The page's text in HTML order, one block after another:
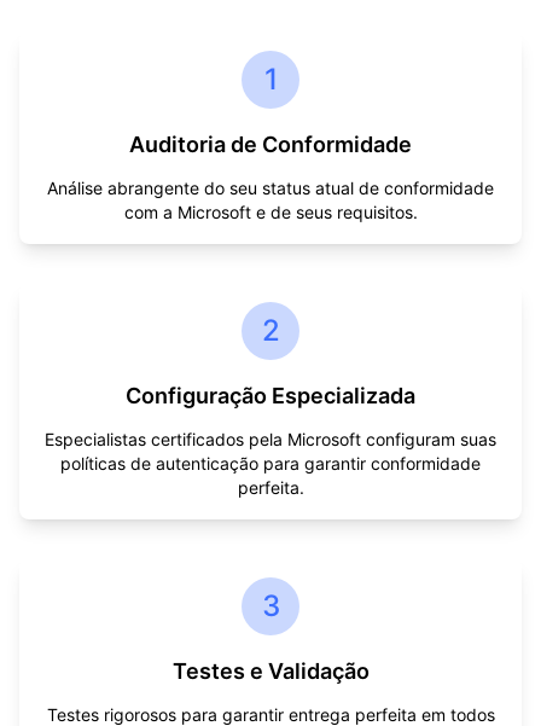
1
Auditoria de Conformidade
Análise abrangente do seu status atual de conformidade
com a Microsoft e de seus requisitos.
2
Configuração Especializada
Especialistas certificados pela Microsoft configuram suas
políticas de autenticação para garantir conformidade
perfeita.
3
Testes e Validação
Testes rigorosos para garantir entrega perfeita em todos